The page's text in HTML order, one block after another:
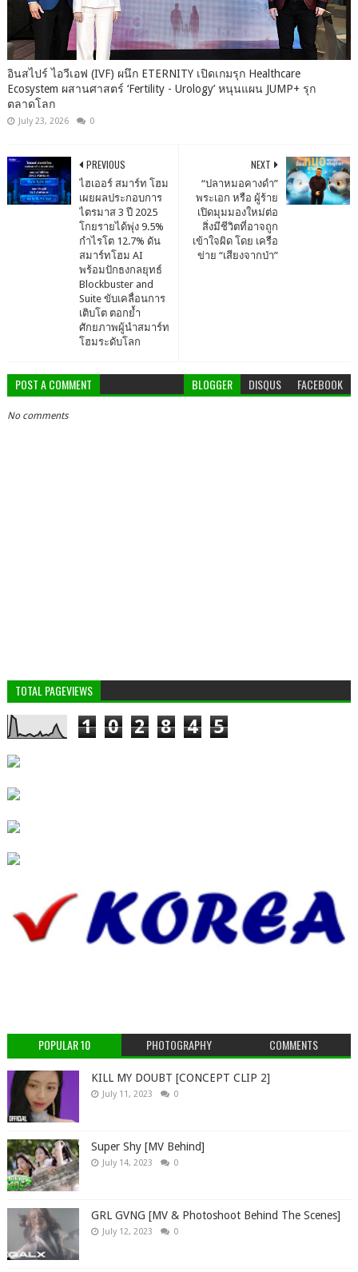
อินสไปร์ ไอวีเอฟ (IVF) ผนึก ETERNITY เปิดเกมรุก Healthcare
Ecosystem ผสานศาสตร์ ‘Fertility - Urology’ หนุนแผน JUMP+ รุก
ตลาดโลก
July 23, 2026 0
NEXT
“ปลาหมอคางดำ”
พระเอก หรือ ผู้ร้าย
เปิดมุมมองใหม่ต่อ
สิ่งมีชีวิตที่อาจถูก
เข้าใจผิด โดย เครือ
ข่าย “เสียงจากป่า”
PREVIOUS
ไฮเออร์ สมาร์ท โฮม
เผยผลประกอบการ
ไตรมาส 3 ปี 2025
โกยรายได้พุ่ง 9.5%
กำไรโต 12.7% ดัน
สมาร์ทโฮม AI
พร้อมปักธงกลยุทธ์
Blockbuster and
Suite ขับเคลื่อนการ
เติบโต ตอกย้ำ
ศักยภาพผู้นำสมาร์ท
โฮมระดับโลก
POST A COMMENT BLOGGER DISQUS FACEBOOK
No comments
TOTAL PAGEVIEWS
1 0 2 8 4 5
POPULAR 10 PHOTOGRAPHY COMMENTS
KILL MY DOUBT [CONCEPT CLIP 2]
July 11, 2023 0
Super Shy [MV Behind]
July 14, 2023 0
GRL GVNG [MV & Photoshoot Behind The Scenes]
July 12, 2023 0